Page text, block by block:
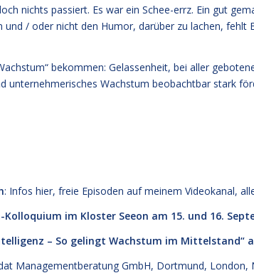
nichts passiert. Es war ein Schee-errz. Ein gut
/ oder nicht den Humor, darüber zu lachen, fehlt
bekommen: Gelassenheit, bei aller
unternehmerisches Wachstum beobachtbar stark
: Infos hier, freie Episoden auf meinem Videokanal,
im Kloster Seeon am 15. und 16.
– So gelingt Wachstum im Mittelstand“
Managementberatung GmbH, Dortmund, London,